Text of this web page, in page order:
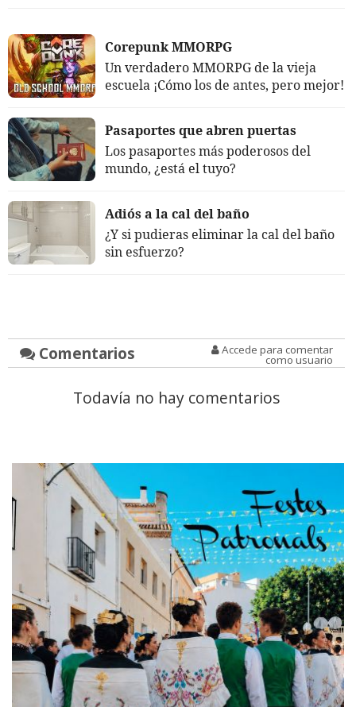
Corepunk MMORPG
Un verdadero MMORPG de la vieja
escuela ¡Cómo los de antes, pero mejor!
Pasaportes que abren puertas
Los pasaportes más poderosos del
mundo, ¿está el tuyo?
Adiós a la cal del baño
¿Y si pudieras eliminar la cal del baño
sin esfuerzo?
Comentarios Accede para comentar
como usuario
Todavía no hay comentarios